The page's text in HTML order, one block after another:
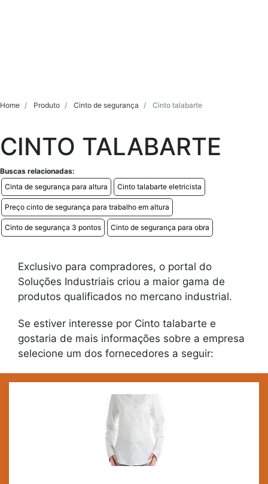
Home Produto Cinto de segurança Cinto talabarte
CINTO TALABARTE
Buscas relacionadas:
Cinta de segurança para altura
Cinto talabarte eletricista
Preço cinto de segurança para trabalho em altura
Cinto de segurança 3 pontos Cinto de segurança para obra
Exclusivo para compradores, o portal do
Soluções Industriais criou a maior gama de
produtos qualificados no mercano industrial.
Se estiver interesse por Cinto talabarte e
gostaria de mais informações sobre a empresa
selecione um dos fornecedores a seguir: